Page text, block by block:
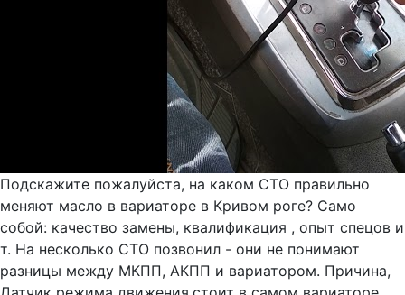
Подскажите пожалуйста, на каком СТО правильно
меняют масло в вариаторе в Кривом роге? Само
собой: качество замены, квалификация , опыт спецов и
т. На несколько СТО позвонил - они не понимают
разницы между МКПП, АКПП и вариатором. Причина,